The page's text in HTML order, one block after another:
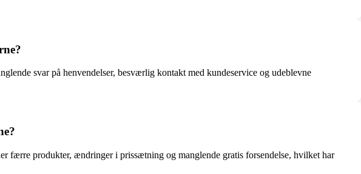
svar på henvendelser, besværlig kontakt med kundeservice og udeblevne
færre produkter, ændringer i prissætning og manglende gratis forsendelse, hvilket har